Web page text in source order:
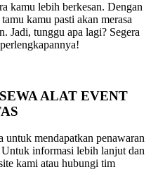
kamu lebih berkesan. Dengan
kamu pasti akan merasa
Jadi, tunggu apa lagi? Segera
ALAT EVENT
untuk mendapatkan penawaran
informasi lebih lanjut dan
kami atau hubungi tim